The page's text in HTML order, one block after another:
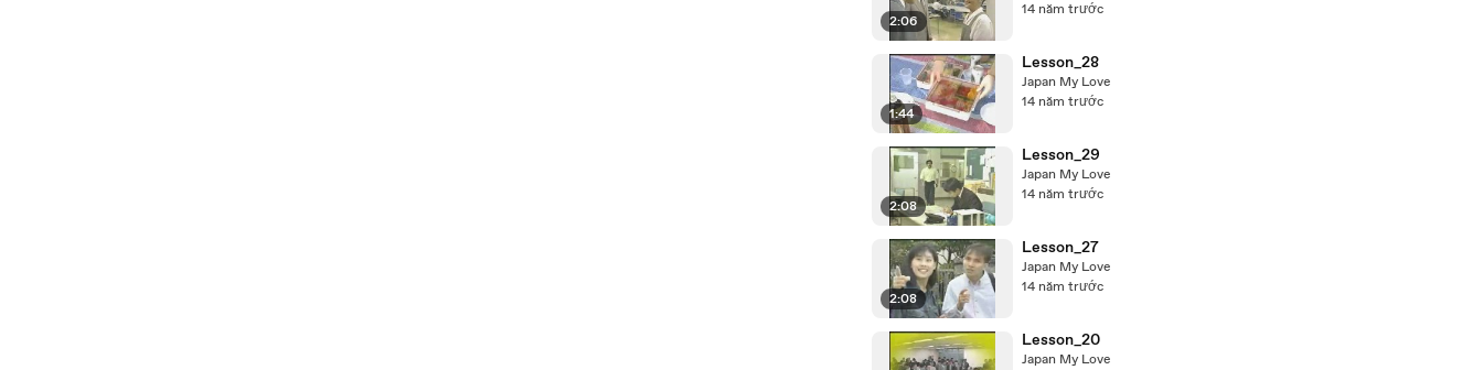
2:06
14 năm trước
1:44
Lesson_28
Japan My Love
14 năm trước
2:08
Lesson_29
Japan My Love
14 năm trước
2:08
Lesson_27
Japan My Love
14 năm trước
Lesson_20
Japan My Love